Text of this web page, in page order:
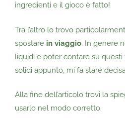
ingredienti e il gioco è fatto!
Tra l’altro lo trovo
spostare in viaggio. In genere
liquidi e poter contare su
solidi appunto, mi fa stare
Alla fine dell’articolo trovi la
usarlo nel modo corretto.